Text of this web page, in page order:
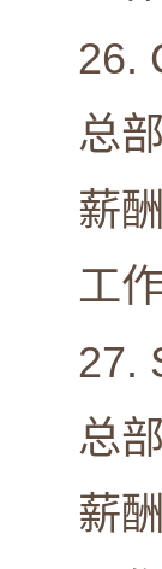
26.
总部:
薪酬
工作
27.
总部:
薪酬